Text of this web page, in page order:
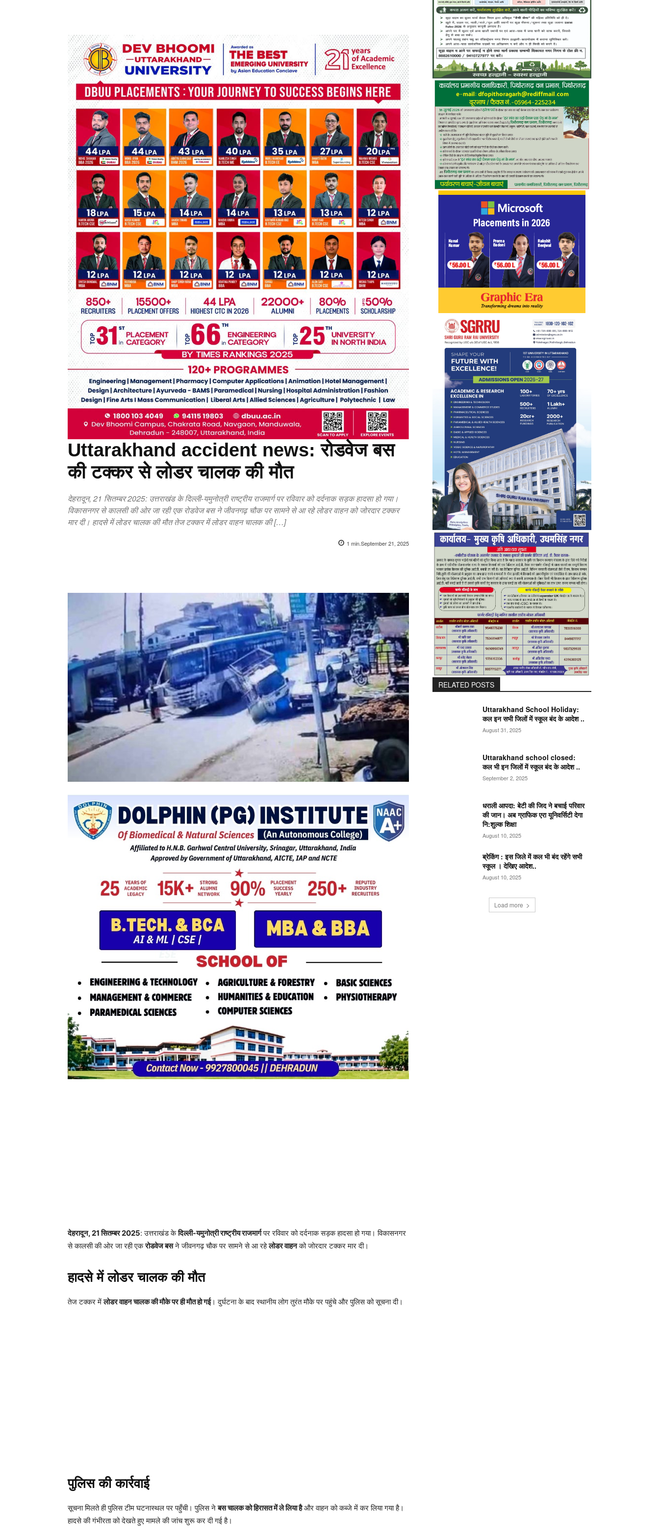
Uttarakhand accident news: रोडवेज बस
की टक्कर से लोडर चालक की मौत
देहरादून, 21 सितम्बर 2025: उत्तराखंड के दिल्ली-यमुनोत्री राष्ट्रीय राजमार्ग पर रविवार को दर्दनाक सड़क हादसा हो गया।
विकासनगर से कालसी की ओर जा रही एक रोडवेज बस ने जीवनगढ़ चौक पर सामने से आ रहे लोडर वाहन को जोरदार टक्कर
मार दी। हादसे में लोडर चालक की मौत तेज टक्कर में लोडर वाहन चालक की […]
1 min.September 21, 2025
देहरादून, 21 सितम्बर 2025: उत्तराखंड केदिल्ली-यमुनोत्री राष्ट्रीय राजमार्गपर रविवार को दर्दनाक सड़क हादसा हो गया। विकासनगर
से कालसी की ओर जा रही एकरोडवेज बसने जीवनगढ़ चौक पर सामने से आ रहेलोडर वाहनको जोरदार टक्कर मार दी।
हादसे में लोडर चालक की मौत
तेज टक्कर मेंलोडर वाहन चालक की मौके पर ही मौत हो गई। दुर्घटना के बाद स्थानीय लोग तुरंत मौके पर पहुंचे और पुलिस को सूचना दी।
पुलिस की कार्रवाई
सूचना मिलते ही पुलिस टीम घटनास्थल पर पहुँची। पुलिस नेबस चालक को हिरासत में ले लिया हैऔर वाहन को कब्जे में कर लिया गया है।
हादसे की गंभीरता को देखते हुए मामले की जांच शुरू कर दी गई है।
RELATED POSTS
Uttarakhand School Holiday:
कल इन सभी जिलों में स्कूल बंद के आदेश ..
August 31, 2025
Uttarakhand school closed:
कल भी इन जिलों में स्कूल बंद के आदेश ..
September 2, 2025
धराली आपदा: बेटी की जिद ने बचाई परिवार
की जान। अब ग्राफिक एरा यूनिवर्सिटी देगा
नि:शुल्क शिक्षा
August 10, 2025
ब्रेकिंग : इस जिले में कल भी बंद रहेंगे सभी
स्कूल । देखिए आदेश..
August 10, 2025
Load more